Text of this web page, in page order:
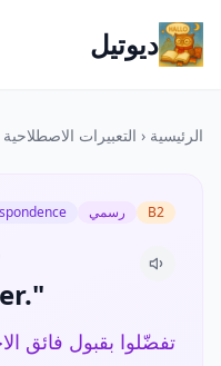
ديوتيل
الرئيسية ‹ التعبيرات الاصطلاحية
B2 رسمي
تفضّلوا بقبول فائق